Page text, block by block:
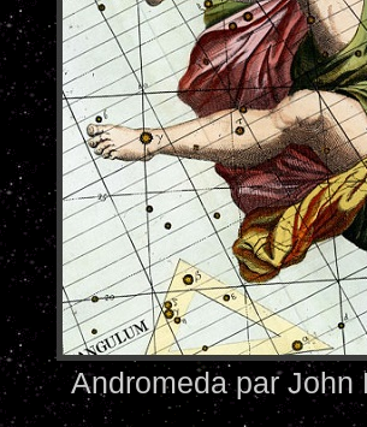
Andromeda par John